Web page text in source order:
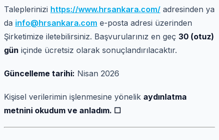
Taleplerinizi https://www.hrsankara.com/ adresinden ya
da info@hrsankara.com e-posta adresi üzerinden
Şirketimize iletebilirsiniz. Başvurularınız en geç 30 (otuz)
gün içinde ücretsiz olarak sonuçlandırılacaktır.
Güncelleme tarihi: Nisan 2026
Kişisel verilerimin işlenmesine yönelik aydınlatma
metnini okudum ve anladım. ☐